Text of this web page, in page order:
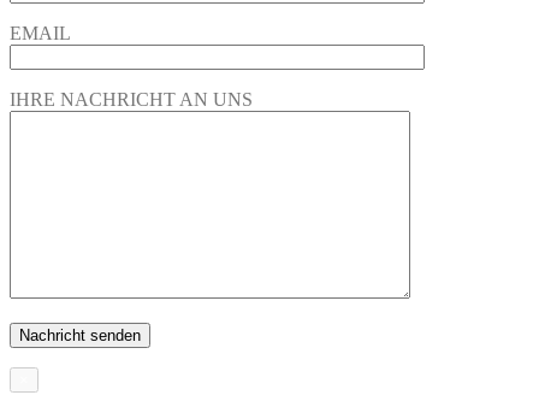
EMAIL
IHRE NACHRICHT AN UNS